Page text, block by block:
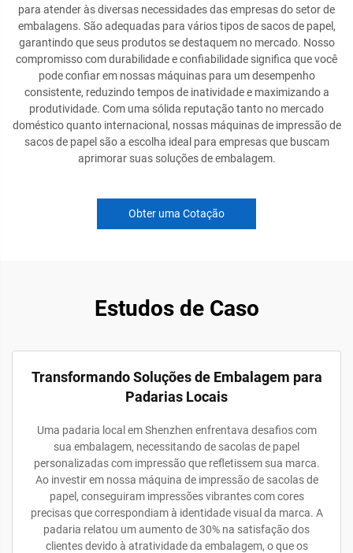
para atender às diversas necessidades das empresas do setor de
embalagens. São adequadas para vários tipos de sacos de papel,
garantindo que seus produtos se destaquem no mercado. Nosso
compromisso com durabilidade e confiabilidade significa que você
pode confiar em nossas máquinas para um desempenho
consistente, reduzindo tempos de inatividade e maximizando a
produtividade. Com uma sólida reputação tanto no mercado
doméstico quanto internacional, nossas máquinas de impressão de
sacos de papel são a escolha ideal para empresas que buscam
aprimorar suas soluções de embalagem.
Obter uma Cotação
Estudos de Caso
Transformando Soluções de Embalagem para
Padarias Locais
Uma padaria local em Shenzhen enfrentava desafios com
sua embalagem, necessitando de sacolas de papel
personalizadas com impressão que refletissem sua marca.
Ao investir em nossa máquina de impressão de sacolas de
papel, conseguiram impressões vibrantes com cores
precisas que correspondiam à identidade visual da marca. A
padaria relatou um aumento de 30% na satisfação dos
clientes devido à atratividade da embalagem, o que os